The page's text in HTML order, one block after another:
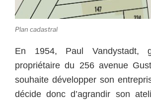
Plan cadastral
En 1954, Paul Vandystadt,
propriétaire du 256 avenue
souhaite développer son
décide donc d’agrandir son